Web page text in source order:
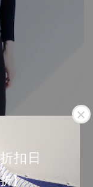
扣日
】